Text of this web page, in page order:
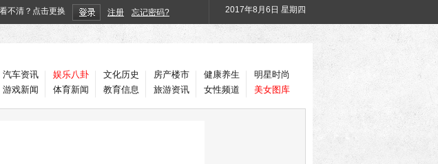
注册 忘记密码? 2017年8月6日 星期四
汽车资讯
游戏新闻
娱乐八卦
体育新闻
文化历史
教育信息
房产楼市
旅游资讯
健康养生
女性频道
明星时尚
美女图库